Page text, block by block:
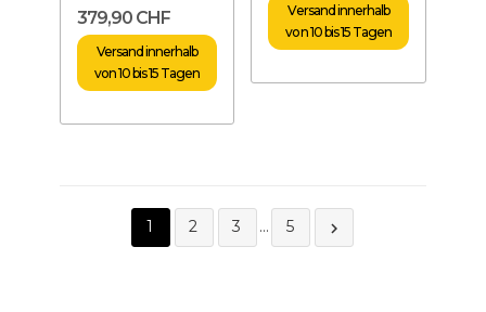
379,90 CHF
Versand innerhalb
von 10 bis 15 Tagen
Versand innerhalb
von 10 bis 15 Tagen
1 2 3 … 5 